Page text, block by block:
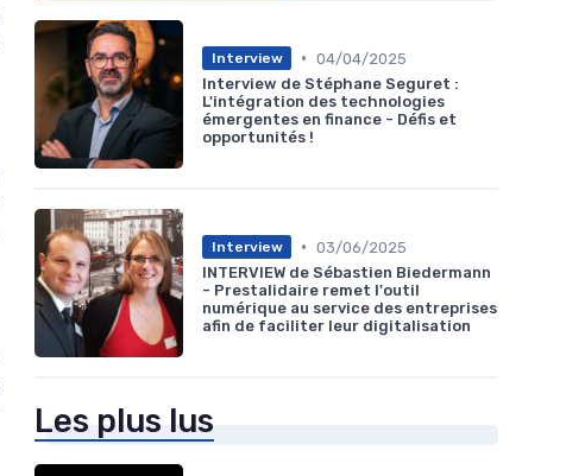
Interview • 04/04/2025
Interview de Stéphane Seguret :
L'intégration des technologies
émergentes en finance - Défis et
opportunités !
Interview • 03/06/2025
INTERVIEW de Sébastien Biedermann
- Prestalidaire remet l'outil
numérique au service des entreprises
afin de faciliter leur digitalisation
Les plus lus